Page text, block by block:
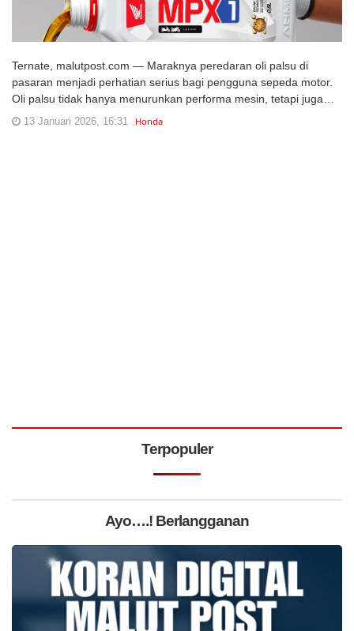
Ternate, malutpost.com — Maraknya peredaran oli palsu di
pasaran menjadi perhatian serius bagi pengguna sepeda motor.
Oli palsu tidak hanya menurunkan performa mesin, tetapi juga…
13 Januari 2026, 16:31 Honda
Terpopuler
Ayo….! Berlangganan